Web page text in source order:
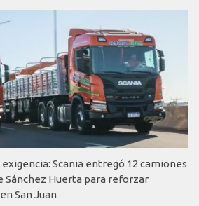
Scania entregó 12 camiones
Sánchez Huerta para reforzar
San Juan